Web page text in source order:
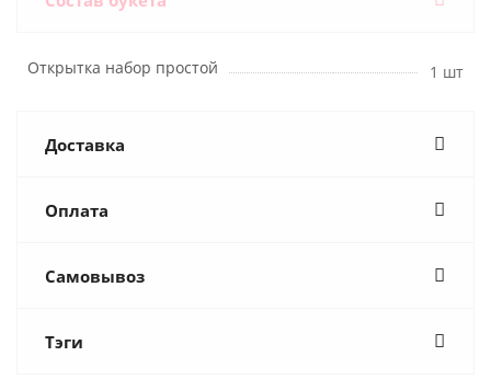
Открытка набор простой 1 шт
Доставка
Оплата
Самовывоз
Тэги